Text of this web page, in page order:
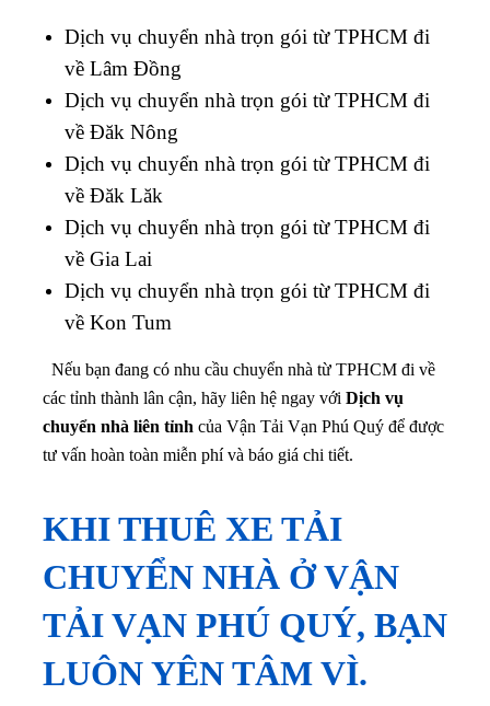
Dịch vụ chuyển nhà trọn gói từ TPHCM đi
về Lâm Đồng
Dịch vụ chuyển nhà trọn gói từ TPHCM đi
về Đăk Nông
Dịch vụ chuyển nhà trọn gói từ TPHCM đi
về Đăk Lăk
Dịch vụ chuyển nhà trọn gói từ TPHCM đi
về Gia Lai
Dịch vụ chuyển nhà trọn gói từ TPHCM đi
về Kon Tum
Nếu bạn đang có nhu cầu chuyển nhà từ TPHCM đi về
các tỉnh thành lân cận, hãy liên hệ ngay với Dịch vụ
chuyển nhà liên tỉnh của Vận Tải Vạn Phú Quý để được
tư vấn hoàn toàn miễn phí và báo giá chi tiết.
KHI THUÊ XE TẢI
CHUYỂN NHÀ Ở VẬN
TẢI VẠN PHÚ QUÝ, BẠN
LUÔN YÊN TÂM VÌ.